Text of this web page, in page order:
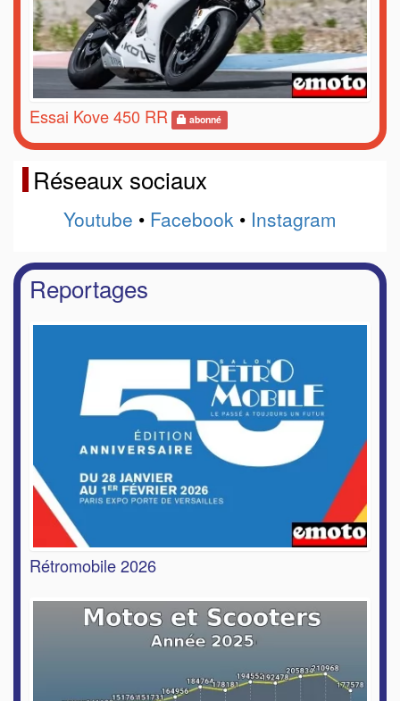
Essai Kove 450 RR abonné
Réseaux sociaux
Youtube • Facebook • Instagram
Reportages
Rétromobile 2026